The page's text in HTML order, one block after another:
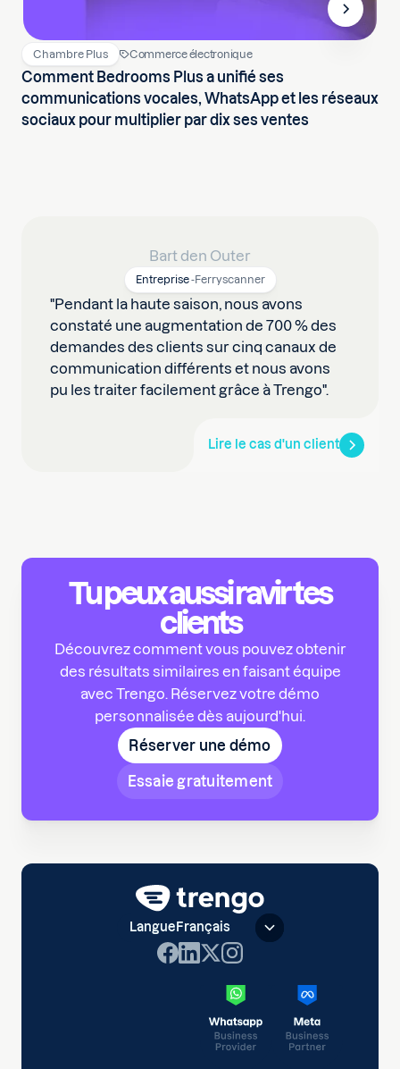
Chambre Plus Commerce électronique
Comment Bedrooms Plus a unifié ses
communications vocales, WhatsApp et les réseaux
sociaux pour multiplier par dix ses ventes
"Pendant la haute saison, nous avons
constaté une augmentation de 700 % des
demandes des clients sur cinq canaux de
communication différents et nous avons
pu les traiter facilement grâce à Trengo".
Bart den Outer
Entreprise-Ferryscanner
Lire le cas d'un client
Tu peux aussi ravir tes
clients
Découvrez comment vous pouvez obtenir
des résultats similaires en faisant équipe
avec Trengo. Réservez votre démo
personnalisée dès aujourd'hui.
Réserver une démo
Essaie gratuitement
Langue Français